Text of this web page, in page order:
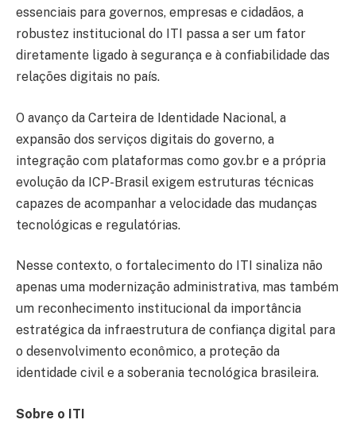
essenciais para governos, empresas e cidadãos, a
robustez institucional do ITI passa a ser um fator
diretamente ligado à segurança e à confiabilidade das
relações digitais no país.
O avanço da Carteira de Identidade Nacional, a
expansão dos serviços digitais do governo, a
integração com plataformas como gov.br e a própria
evolução da ICP-Brasil exigem estruturas técnicas
capazes de acompanhar a velocidade das mudanças
tecnológicas e regulatórias.
Nesse contexto, o fortalecimento do ITI sinaliza não
apenas uma modernização administrativa, mas também
um reconhecimento institucional da importância
estratégica da infraestrutura de confiança digital para
o desenvolvimento econômico, a proteção da
identidade civil e a soberania tecnológica brasileira.
Sobre o ITI